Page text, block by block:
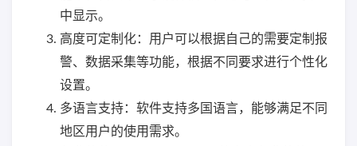
中显示。
高度可定制化：用户可以根据自己的需要定制报
警、数据采集等功能，根据不同要求进行个性化
设置。
多语言支持：软件支持多国语言，能够满足不同
地区用户的使用需求。